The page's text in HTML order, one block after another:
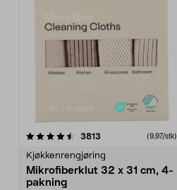
3813 anmeldelser(9,97/stk)
Kjøkkenrengjøring
Mikrofiberklut 32 x 31 cm, 4-
pakning
4.5av 5 stjerner